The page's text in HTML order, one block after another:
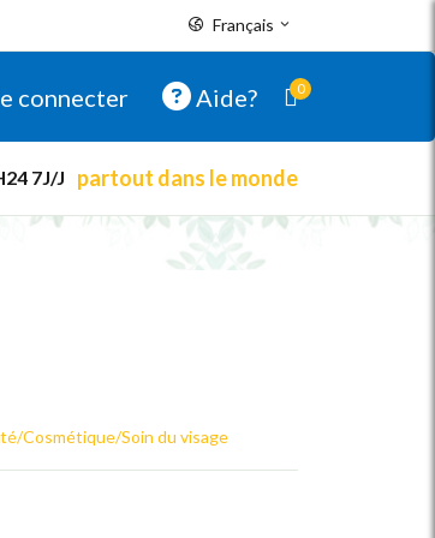
Français
connecter Aide? 0
7J/J partout dans le monde
Cosmétique/Soin du visage